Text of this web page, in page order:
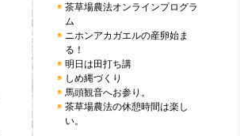
茶草場農法オンラインプログラ
ム
ニホンアカガエルの産卵始ま
る！
明日は田打ち講
しめ縄づくり
馬頭観音へお参り。
茶草場農法の休憩時間は楽し
い。